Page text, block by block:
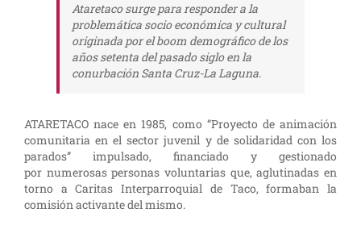
Ataretaco surge para responder a la
problemática socio económica y cultural
originada por el boom demográfico de los
años setenta del pasado siglo en la
conurbación Santa Cruz­-La Laguna.
ATARETACO nace en 1985, como “Proyecto de animación
comunitaria en el sector juvenil y de solidaridad con los
parados” impulsado, financiado y gestionado
por numerosas personas voluntarias que, aglutinadas en
torno a Caritas Interparroquial de Taco, formaban la
comisión activante del mismo.